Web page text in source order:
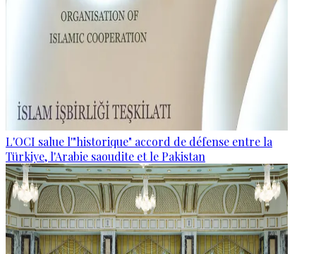
L'OCI salue l'"historique" accord de défense entre la
Türkiye, l'Arabie saoudite et le Pakistan